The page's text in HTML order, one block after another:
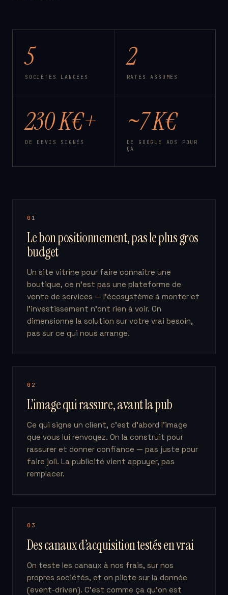
5
SOCIÉTÉS LANCÉES
2
RATÉS ASSUMÉS
230 K€+
DE DEVIS SIGNÉS
~7 K€
DE GOOGLE ADS POUR
ÇA
01
Le bon positionnement, pas le plus gros
budget
Un site vitrine pour faire connaître une
boutique, ce n’est pas une plateforme de
vente de services — l’écosystème à monter et
l’investissement n’ont rien à voir. On
dimensionne la solution sur votre vrai besoin,
pas sur ce qui nous arrange.
02
L’image qui rassure, avant la pub
Ce qui signe un client, c’est d’abord l’image
que vous lui renvoyez. On la construit pour
rassurer et donner confiance — pas juste pour
faire joli. La publicité vient appuyer, pas
remplacer.
03
Des canaux d’acquisition testés en vrai
On teste les canaux à nos frais, sur nos
propres sociétés, et on pilote sur la donnée
(event-driven). C’est comme ça qu’on est